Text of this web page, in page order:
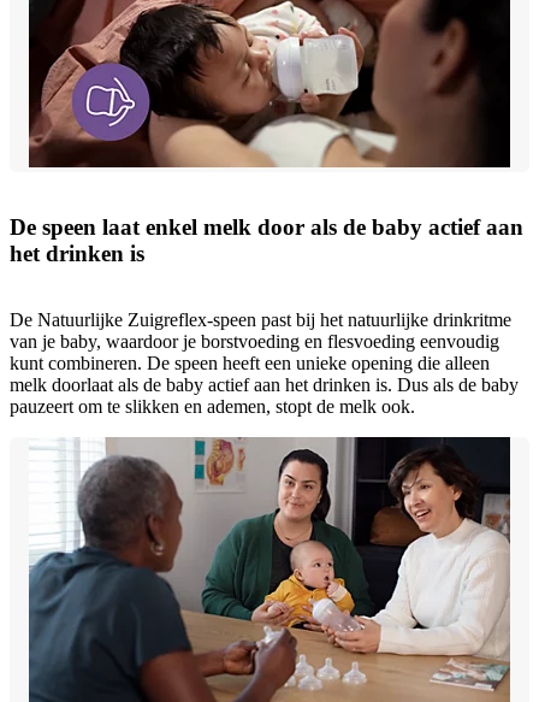
De speen laat enkel melk door als de baby actief aan
het drinken is
De Natuurlijke Zuigreflex-speen past bij het natuurlijke drinkritme
van je baby, waardoor je borstvoeding en flesvoeding eenvoudig
kunt combineren. De speen heeft een unieke opening die alleen
melk doorlaat als de baby actief aan het drinken is. Dus als de baby
pauzeert om te slikken en ademen, stopt de melk ook.